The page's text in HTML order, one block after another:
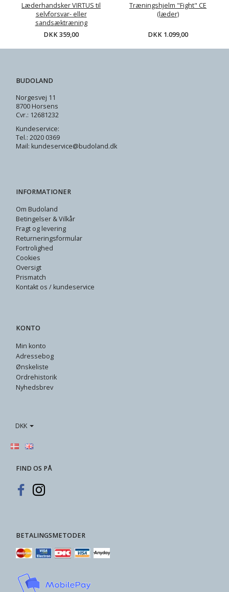
Læderhandsker VIRTUS til
selvforsvar- eller
sandsæktræning
DKK 359,00
Træningshjelm "Fight" CE
(læder)
DKK 1.099,00
BUDOLAND
Norgesvej 11
8700 Horsens
Cvr.: 12681232
Kundeservice:
Tel.: 2020 0369
Mail: kundeservice@budoland.dk
INFORMATIONER
Om Budoland
Betingelser & Vilkår
Fragt og levering
Returneringsformular
Fortrolighed
Cookies
Oversigt
Prismatch
Kontakt os / kundeservice
KONTO
Min konto
Adressebog
Ønskeliste
Ordrehistorik
Nyhedsbrev
DKK
FIND OS PÅ
BETALINGSMETODER